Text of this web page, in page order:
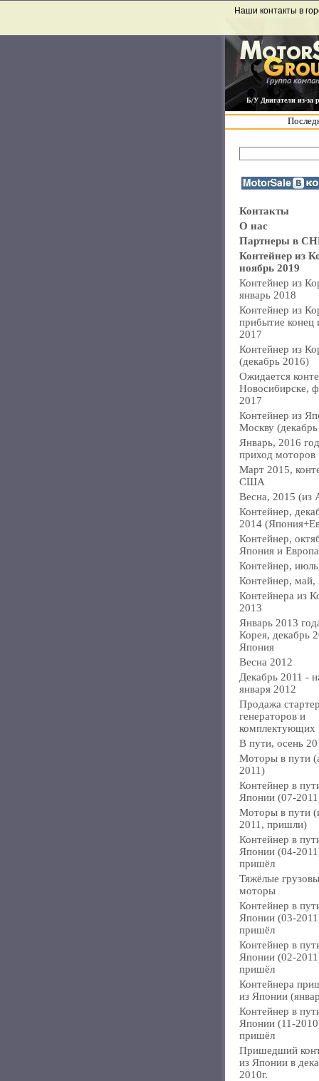
Б/У Двигатели из-за
Наши контакты в
Контакты
О нас
Партнеры в
Контейнер из
ноябрь 2019
Контейнер из
январь 2018
Контейнер из
прибытие конец
2017
Контейнер из
(декабрь 2016)
Ожидается
Новосибирске,
2017
Контейнер из
Москву
Январь, 2016
приход моторов
Март 2015,
США
Весна, 2015 (из
Контейнер,
2014
Контейнер,
Япония и
Контейнер,
Контейнер, май,
Контейнера из
2013
Январь 2013
Корея, декабрь
Япония
Весна 2012
Декабрь 2011 -
января 2012
Продажа
генераторов и
комплектующих
В пути, осень
Моторы в пути
2011)
Контейнер в
Японии (07-
Моторы в пути
2011, пришли)
Контейнер в
Японии (04-
пришёл
Тяжёлые
моторы
Контейнер в
Японии (03-
пришёл
Контейнер в
Японии (02-
пришёл
Контейнера
из Японии
Контейнер в
Японии (11-
пришёл
Пришедший
из Японии в
2010г.